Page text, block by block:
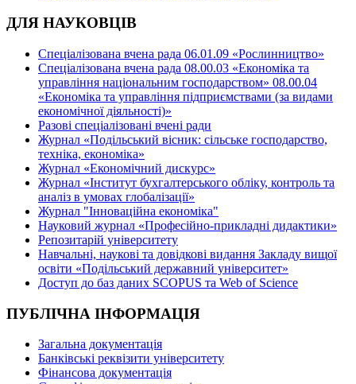
ДЛЯ НАУКОВЦІВ
Спеціалізована вчена рада 06.01.09 «Рослинництво»
Спеціалізована вчена рада 08.00.03 «Економіка та
управління національним господарством» 08.00.04
«Економіка та управління підприємствами (за видами
економічної діяльності)»
Разові спеціалізовані вчені ради
Журнал «Подільський вісник: сільське господарство,
техніка, економіка»
Журнал «Економічний дискурс»
Журнал «Інститут бухгалтерського обліку, контроль та
аналіз в умовах глобалізації»
Журнал "Інноваційна економіка"
Науковий журнал «Професійно-прикладні дидактики»
Репозитарій університету
Навчальні, наукові та довідкові видання Закладу вищої
освіти «Подільський державний університет»
Доступ до баз даних SCOPUS та Web of Science
ПУБЛІЧНА ІНФОРМАЦІЯ
Загальна документація
Банківські реквізити університету
Фінансова документація